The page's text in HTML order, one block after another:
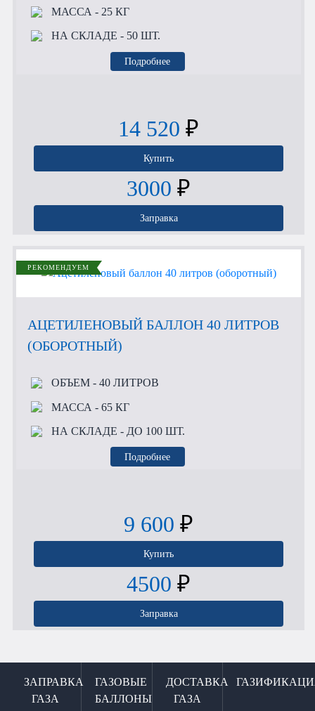
МАССА - 25 КГ
НА СКЛАДЕ - 50 ШТ.
Подробнее
14 520 ₽
Купить
3000 ₽
Заправка
РЕКОМЕНДУЕМ
АЦЕТИЛЕНОВЫЙ БАЛЛОН 40 ЛИТРОВ
(ОБОРОТНЫЙ)
ОБЪЕМ- 40 ЛИТРОВ
МАССА - 65 КГ
НА СКЛАДЕ - ДО 100 ШТ.
Подробнее
9 600 ₽
Купить
4500 ₽
Заправка
ЗАПРАВКА
ГАЗА
ГАЗОВЫЕ
БАЛЛОНЫ
ДОСТАВКА
ГАЗА